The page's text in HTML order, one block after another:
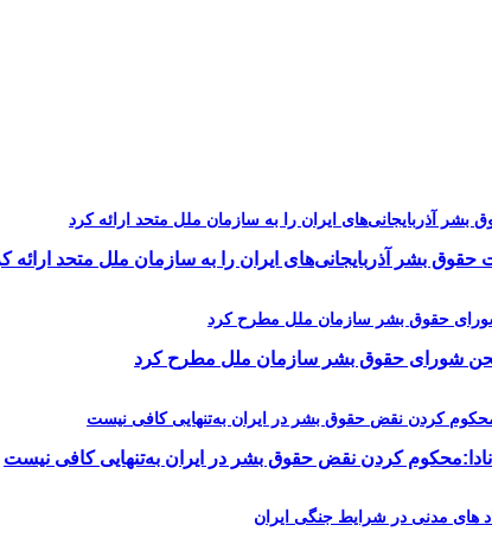
بشر آذربایجانی‌های ایران را به سازمان ملل متحد ارائه
صحن شورای حقوق بشر سازمان ملل مطرح کرد
کردن نقض حقوق بشر در ایران به‌تنهایی کافی نیست